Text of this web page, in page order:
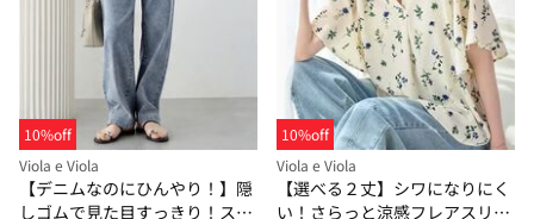
10%off
Viola e Viola
【デニムなのにひんやり！】隠
しゴムで見た目すっきり！スト
10%off
Viola e Viola
【選べる２丈】シワになりにく
い！さらっと涼感フレアスリー